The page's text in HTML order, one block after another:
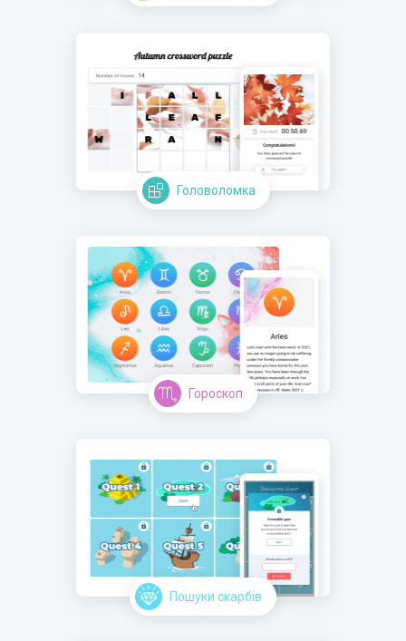
Головоломка
Гороскоп
Пошуки скарбів